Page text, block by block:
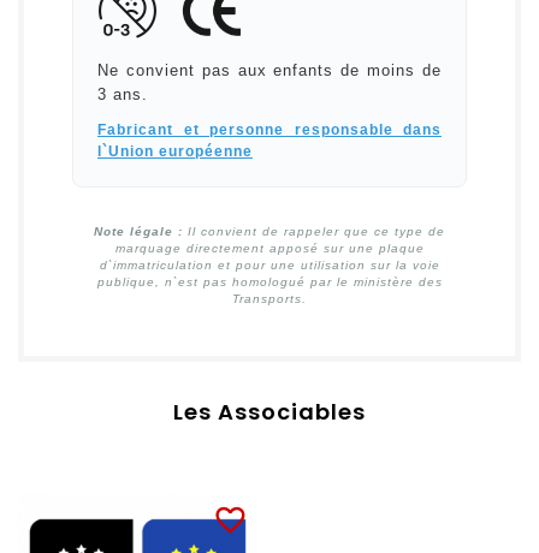
Ne convient pas aux enfants de moins de
3 ans.
Fabricant et personne responsable dans
l`Union européenne
Note légale : Il convient de rappeler que ce type de
marquage directement apposé sur une plaque
d`immatriculation et pour une utilisation sur la voie
publique, n`est pas homologué par le ministère des
Transports.
Les Associables
favorite_border